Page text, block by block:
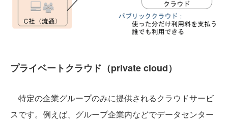
プライベートクラウド（private cloud）
特定の企業グループのみに提供されるクラウドサービ
スです。例えば、グループ企業内などでデータセンター